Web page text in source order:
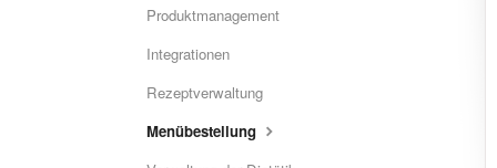
Produktmanagement
Integrationen
Rezeptverwaltung
Menübestellung